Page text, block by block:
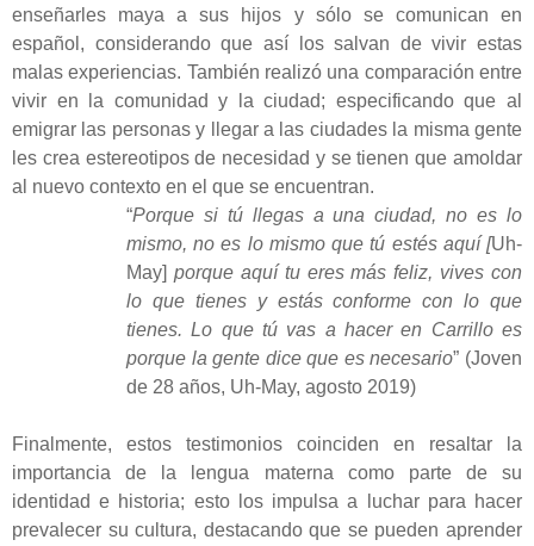
enseñarles maya a sus hijos y sólo se comunican en
español, considerando que así los salvan de vivir estas
malas experiencias. También realizó una comparación entre
vivir en la comunidad y la ciudad; especificando que al
emigrar las personas y llegar a las ciudades la misma gente
les crea estereotipos de necesidad y se tienen que amoldar
al nuevo contexto en el que se encuentran.
“Porque si tú llegas a una ciudad, no es lo
mismo, no es lo mismo que tú estés aquí [Uh-
May] porque aquí tu eres más feliz, vives con
lo que tienes y estás conforme con lo que
tienes. Lo que tú vas a hacer en Carrillo es
porque la gente dice que es necesario” (Joven
de 28 años, Uh-May, agosto 2019)
Finalmente, estos testimonios coinciden en resaltar la
importancia de la lengua materna como parte de su
identidad e historia; esto los impulsa a luchar para hacer
prevalecer su cultura, destacando que se pueden aprender